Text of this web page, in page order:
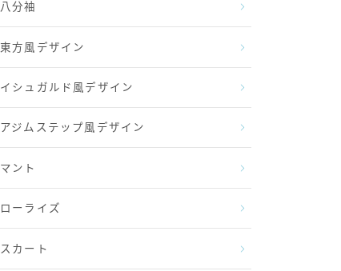
八分袖
東方風デザイン
イシュガルド風デザイン
アジムステップ風デザイン
マント
ローライズ
スカート